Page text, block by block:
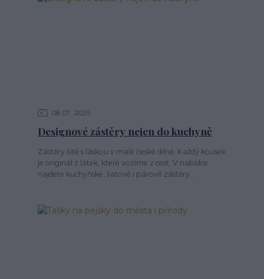
08 07 2025
Designové zástěry nejen do kuchyně
Zástěry šité s láskou v malé české dílně. Každý kousek
je originál z látek, které vozíme z cest. V nabídce
najdete kuchyňské, šatové i párové zástěry...